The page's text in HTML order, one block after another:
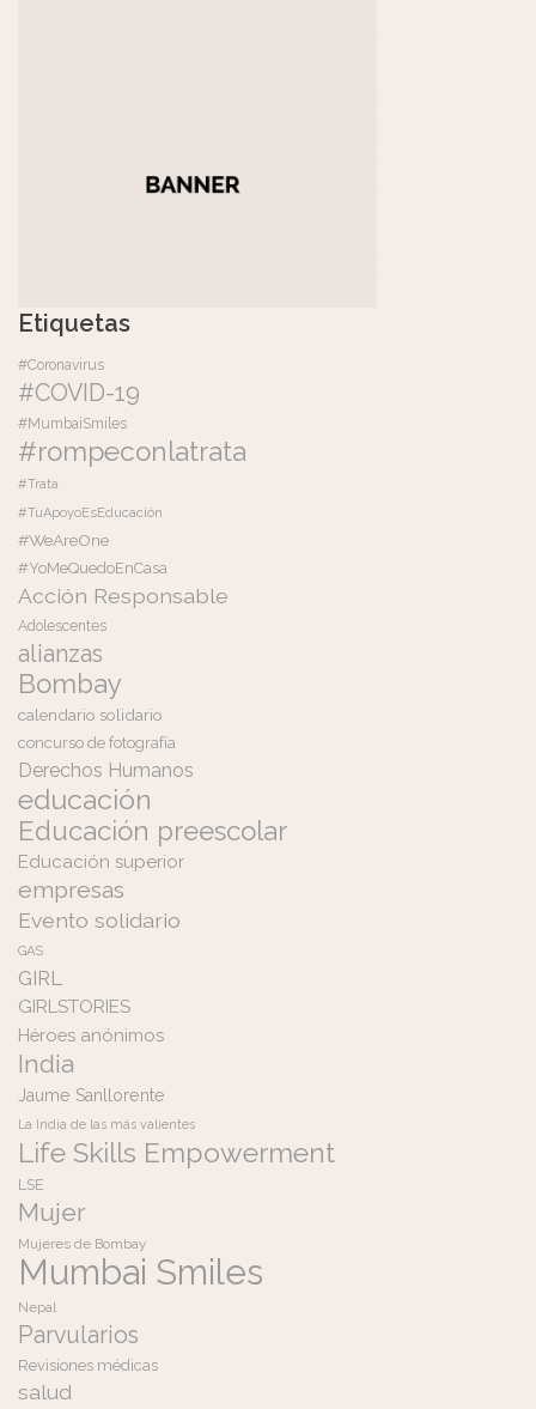
Etiquetas
#Coronavirus
#COVID-19
#MumbaiSmiles
#rompeconlatrata
#Trata
#TuApoyoEsEducación
#WeAreOne
#YoMeQuedoEnCasa
Acción Responsable
Adolescentes
alianzas
Bombay
calendario solidario
concurso de fotografía
Derechos Humanos
educación
Educación preescolar
Educación superior
empresas
Evento solidario
GAS
GIRL
GIRLSTORIES
Héroes anónimos
India
Jaume Sanllorente
La India de las más valientes
Life Skills Empowerment
LSE
Mujer
Mujeres de Bombay
Mumbai Smiles
Nepal
Parvularios
Revisiones médicas
salud